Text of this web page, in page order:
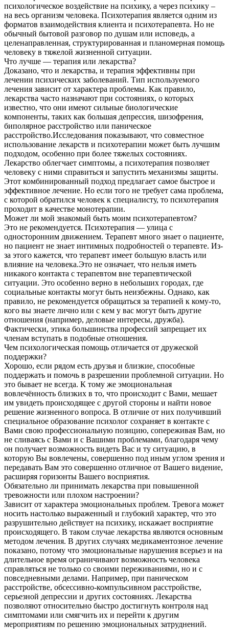
психологическое воздействие на психику, а через психику –
на весь организм человека. Психотерапия является одним из
форматов взаимодействия клиента и психотерапевта. Но не
обычный бытовой разговор по душам или исповедь, а
целенаправленная, структурированная и планомерная помощь
человеку в тяжелой жизненной ситуации.
Что лучше — терапия или лекарства?
Доказано, что и лекарства, и терапия эффективны при
лечении психических заболеваний. Тип используемого
лечения зависит от характера проблемы. Как правило,
лекарства часто назначают при состояниях, о которых
известно, что они имеют сильные биологические
компоненты, таких как большая депрессия, шизофрения,
биполярное расстройство или паническое
расстройство.Исследования показывают, что совместное
использование лекарств и психотерапии может быть лучшим
подходом, особенно при более тяжелых состояниях.
Лекарство облегчает симптомы, а психотерапия позволяет
человеку с ними справиться и запустить механизмы защиты.
Этот комбинированный подход предлагает самое быстрое и
эффективное лечение. Но если того не требует сама проблема,
с которой обратился человек к специалисту, то психотерапия
проходит в качестве монотерапии.
Может ли мой знакомый быть моим психотерапевтом?
Это не рекомендуется. Психотерапия — улица с
односторонним движением. Терапевт много знает о пациенте,
но пациент не знает интимных подробностей о терапевте. Из-
за этого кажется, что терапевт имеет большую власть или
влияние на человека.Это не означает, что нельзя иметь
никакого контакта с терапевтом вне терапевтической
ситуации. Это особенно верно в небольших городах, где
социальные контакты могут быть неизбежны. Однако, как
правило, не рекомендуется обращаться за терапией к кому-то,
кого вы знаете лично или с кем у вас могут быть другие
отношения (например, деловые интересы, дружба).
Фактически, этика большинства профессий запрещает их
членам вступать в подобные отношения.
Чем психологическая помощь отличается от дружеской
поддержки?
Хорошо, если рядом есть друзья и близкие, способные
поддержать и помочь в разрешении проблемной ситуации. Но
это бывает не всегда. К тому же эмоциональная
вовлечённость близких в то, что происходит с Вами, мешает
им увидеть происходящее с другой стороны и найти новое
решение жизненного вопроса. В отличие от них получивший
специальное образование психолог сохраняет в контакте с
Вами свою профессиональную позицию, сопереживая Вам, но
не сливаясь с Вами и с Вашими проблемами, благодаря чему
он получает возможность видеть Вас и ту ситуацию, в
которую Вы вовлечены, совершенно под иным углом зрения и
передавать Вам это совершенно отличное от Вашего видение,
расширяя горизонты Вашего восприятия.
Обязательно ли принимать лекарства при повышенной
тревожности или плохом настроении?
Зависит от характера эмоциональных проблем. Тревога может
носить настолько выраженный и глубокий характер, что это
разрушительно действует на психику, искажает восприятие
происходящего. В таком случае лекарства являются основным
методом лечения. В других случаях медикаментозное лечение
показано, потому что эмоциональные нарушения всерьез и на
длительное время ограничивают возможность человека
справляться не только со своими переживаниями, но и с
повседневными делами. Например, при паническом
расстройстве, обсессивно-компульсивном расстройстве,
серьезной депрессии и других состояниях. Лекарства
позволяют относительно быстро достигнуть контроля над
симптомами или смягчить их и перейти к другим
мероприятиям по решению эмоциональных затруднений.